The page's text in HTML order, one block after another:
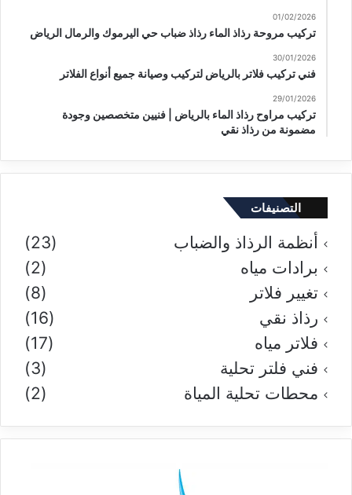
01/02/2026
تركيب مروحة رذاذ الماء رذاذ ضباب حي اليرموك والرمال الرياض
30/01/2026
فني تركيب فلاتر بالرياض لتركيب وصيانة جميع أنواع الفلاتر
29/01/2026
تركيب مراوح رذاذ الماء بالرياض | فنيين متخصصين وجودة
مضمونة من رذاذ نقي
التصنيفات
أنظمة الرذاذ والضباب
(23)
برادات مياه
(2)
تغيير فلاتر
(8)
رذاذ نقي
(16)
فلاتر مياه
(17)
فني فلتر تحلية
(3)
محطات تحلية المياة
(2)